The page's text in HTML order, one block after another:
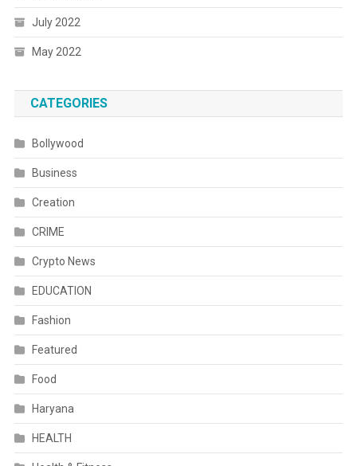
July 2022
May 2022
CATEGORIES
Bollywood
Business
Creation
CRIME
Crypto News
EDUCATION
Fashion
Featured
Food
Haryana
HEALTH